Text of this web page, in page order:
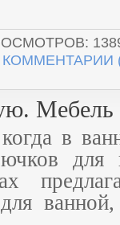
КОММЕНТАРИИ
Мебель
в
для